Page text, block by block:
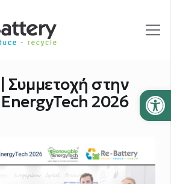
Συμμετοχή στην
2026